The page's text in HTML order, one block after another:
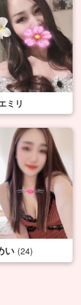
ミリ
い (24)